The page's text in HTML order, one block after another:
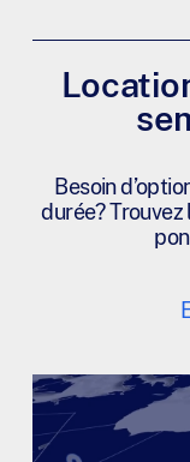
Besoin
durée?